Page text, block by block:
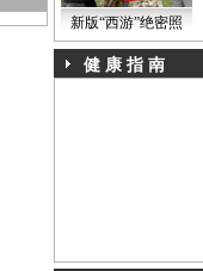
新版“西游”绝密照
健 康 指 南